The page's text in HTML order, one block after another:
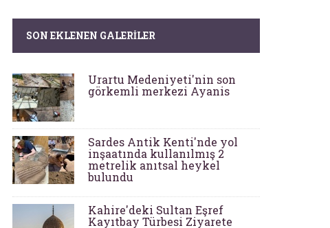
SON EKLENEN GALERILER
Urartu Medeniyeti'nin son
görkemli merkezi Ayanis
Sardes Antik Kenti'nde yol
inşaatında kullanılmış 2
metrelik anıtsal heykel
bulundu
Kahire'deki Sultan Eşref
Kayıtbay Türbesi Ziyarete